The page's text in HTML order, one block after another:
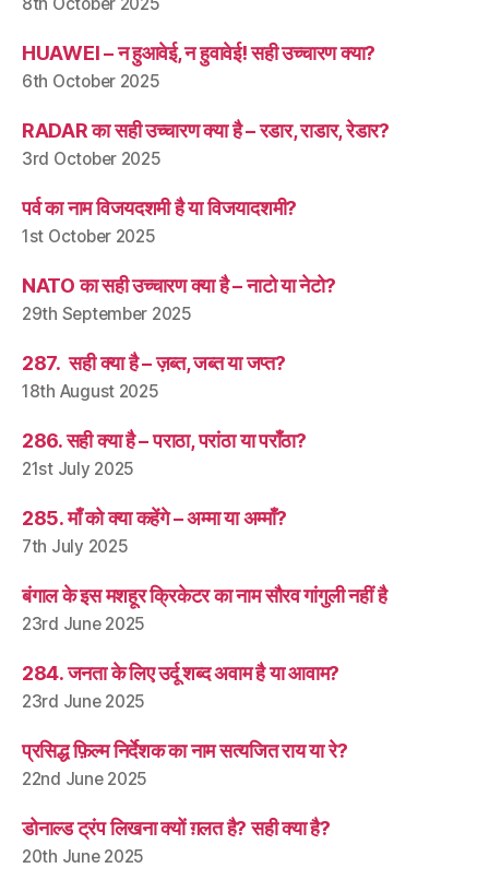
HUAWEI – न हुआवेई, न हुवावेई! सही उच्चारण क्या?
6th October 2025
RADAR का सही उच्चारण क्या है – रडार, राडार, रेडार?
3rd October 2025
पर्व का नाम विजयदशमी है या विजयादशमी?
1st October 2025
NATO का सही उच्चारण क्या है – नाटो या नेटो?
29th September 2025
287. सही क्या है – ज़ब्त, जब्त या जप्त?
18th August 2025
286. सही क्या है – पराठा, परांठा या पराँठा?
21st July 2025
285. माँ को क्या कहेंगे – अम्मा या अम्माँ?
7th July 2025
बंगाल के इस मशहूर क्रिकेटर का नाम सौरव गांगुली नहीं है
23rd June 2025
284. जनता के लिए उर्दू शब्द अवाम है या आवाम?
23rd June 2025
प्रसिद्ध फ़िल्म निर्देशक का नाम सत्यजित राय या रे?
22nd June 2025
डोनाल्ड ट्रंप लिखना क्यों ग़लत है? सही क्या है?
20th June 2025